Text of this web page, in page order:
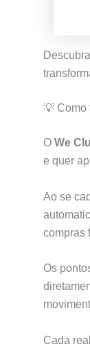
💡 Como
O We
e quer
Ao se
compras
Os
Cada